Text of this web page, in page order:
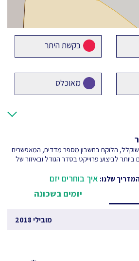
בקשת היתר
מאוכלס
משוקלל, הלוקח בחשבון מספר מדדים, המאפשרים
לביצוע פרוייקט בסדר הגודל ובאיזור של
שלנו: איך בוחרים יזם
יזמים בשכונה
מובילי 2018